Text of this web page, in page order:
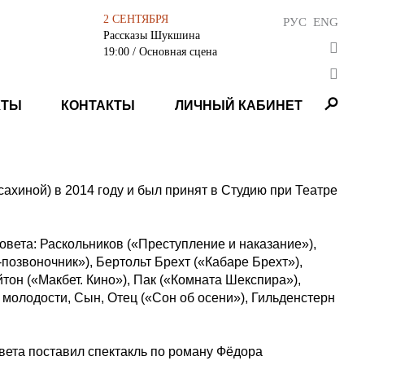
2 СЕНТЯБРЯ
Рассказы Шукшина
19:00 / Основная сцена
РУС ENG
КОНТАКТЫ ЛИЧНЫЙ КАБИНЕТ
в 2014 году и был принят в Студию при Театре
Раскольников («Преступление и наказание»),
Бертольт Брехт («Кабаре Брехт»),
(«Макбет. Кино»), Пак («Комната Шекспира»),
Сын, Отец («Сон об осени»), Гильденстерн
поставил спектакль по роману Фёдора